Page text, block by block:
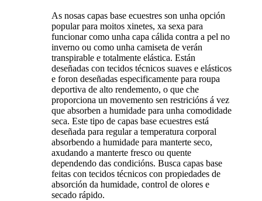
As nosas capas base ecuestres son unha opción
popular para moitos xinetes, xa sexa para
funcionar como unha capa cálida contra a pel no
inverno ou como unha camiseta de verán
transpirable e totalmente elástica. Están
deseñadas con tecidos técnicos suaves e elásticos
e foron deseñadas especificamente para roupa
deportiva de alto rendemento, o que che
proporciona un movemento sen restricións á vez
que absorben a humidade para unha comodidade
seca. Este tipo de capas base ecuestres está
deseñada para regular a temperatura corporal
absorbendo a humidade para manterte seco,
axudando a manterte fresco ou quente
dependendo das condicións. Busca capas base
feitas con tecidos técnicos con propiedades de
absorción da humidade, control de olores e
secado rápido.